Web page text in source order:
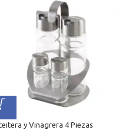
y Vinagrera 4 Piezas